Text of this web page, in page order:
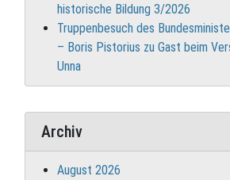
historische Bildung 3/2026
Truppenbesuch des
– Boris Pistorius zu Gast beim
Unna
Archiv
August 2026